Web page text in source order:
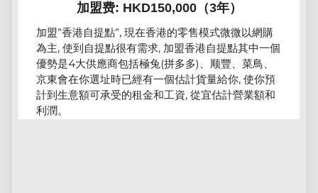
加盟费: HKD150,000（3年）
加盟”香港自提點”, 現在香港的零售模式微微以網購
為主, 使到自提點很有需求, 加盟香港自提點其中一個
優勢是4大供應商包括極兔(拼多多)、顺豐、菜鳥、
京東會在你選址時已經有一個估計貨量給你, 使你預
計到生意額可承受的租金和工資, 從宜估計營業額和
利潤。